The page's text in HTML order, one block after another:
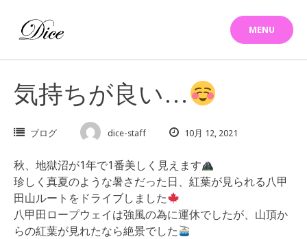
content
MENU
気持ちが良い…
ブログ dice-staff 10月 12, 2021
秋、地獄沼が1年で1番美しく見えます
珍しく真夏のような暑さだった日、紅葉が見られる八甲
田山ルートをドライブしました
八甲田ロープウェイは強風の為に運休でしたが、山頂か
らの紅葉が見れたなら絶景でした